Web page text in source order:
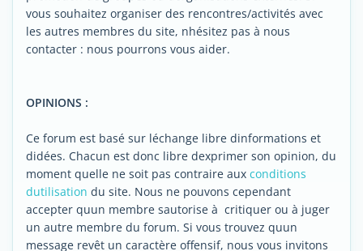
vous souhaitez organiser des rencontres/activités avec
les autres membres du site, nhésitez pas à nous
contacter : nous pourrons vous aider.
OPINIONS :
Ce forum est basé sur léchange libre dinformations et
didées. Chacun est donc libre dexprimer son opinion, du
moment quelle ne soit pas contraire aux conditions
dutilisation du site. Nous ne pouvons cependant
accepter quun membre sautorise à critiquer ou à juger
un autre membre du forum. Si vous trouvez quun
message revêt un caractère offensif, nous vous invitons